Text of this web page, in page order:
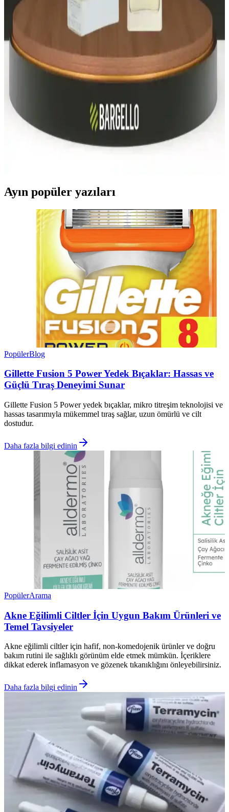
Bargello'nun geniş ürün yelpazesi, yüksek kalıcılık ve çeşitli koku
profilleriyle kişisel tarzınıza uygun parfüm seçiminde rehberlik eder.
Bargello Parfüm Çeşitleri ve Fiyatları: Kalite ve
Uygun Fiyat Seçenekleri
Bargello, geniş ürün yelpazesi ve kalıcı kokuları ile dikkat çeken bir
marka. Parfüm, oda kokusu ve kolonya seçenekleriyle kaliteyi
Bargello Parfüm Setleri: Kalıcılık ve Çeşitlilikte Yeni
Bir Düzey
Bargello parfüm setleri, farklı koku seçenekleri ve kalıcılık
Ayın popüler yazıları
PopülerBlog
Gillette Fusion 5 Power Yedek Bıçaklar: Hassas ve
Güçlü Tıraş Deneyimi Sunar
Gillette Fusion 5 Power yedek bıçaklar, mikro titreşim teknolojisi ve
hassas tasarımıyla mükemmel tıraş sağlar, uzun ömürlü ve cilt
dostudur.
Daha fazla bilgi edinin
PopülerArama
Akne Eğilimli Ciltler İçin Uygun Bakım Ürünleri ve
Temel Tavsiyeler
Akne eğilimli ciltler için hafif, non-komedojenik ürünler ve doğru
bakım rutini ile sağlıklı görünüm elde etmek mümkün. İçeriklere
dikkat ederek inflamasyon ve gözenek tıkanıklığını önleyebilirsiniz.
Daha fazla bilgi edinin